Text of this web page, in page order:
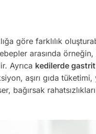
göre farklılık
arasında
Ayrıca kedilerde
aşırı gıda
bağırsak